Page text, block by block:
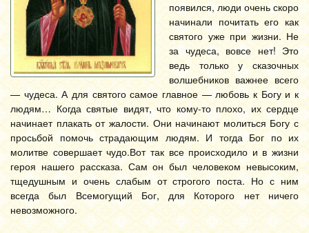
появился, люди очень скоро
начинали почитать его как
святого уже при жизни. Не
за чудеса, вовсе нет! Это
ведь только у сказочных
волшебников важнее всего
— чудеса. А для святого самое главное — любовь к Богу и к
людям… Когда святые видят, что кому-то плохо, их сердце
начинает плакать от жалости. Они начинают молиться Богу с
просьбой помочь страдающим людям. И тогда Бог по их
молитве совершает чудо.Вот так все происходило и в жизни
героя нашего рассказа. Сам он был человеком невысоким,
тщедушным и очень слабым от строгого поста. Но с ним
всегда был Всемогущий Бог, для Которого нет ничего
невозможного.